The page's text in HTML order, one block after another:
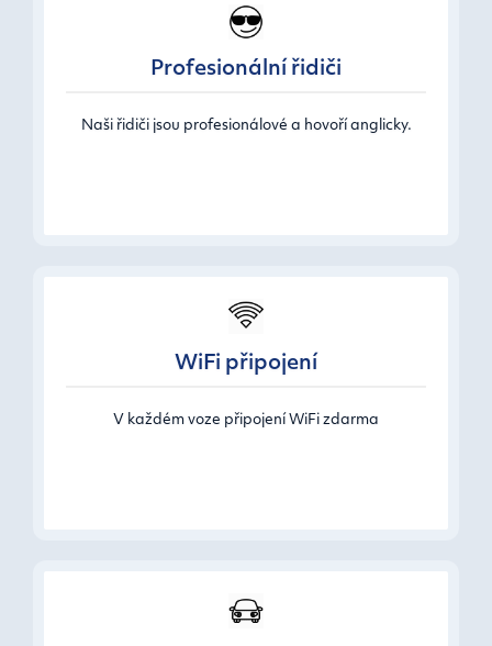
Profesionální řidiči
Naši řidiči jsou profesionálové a hovoří anglicky.
WiFi připojení
V každém voze připojení WiFi zdarma